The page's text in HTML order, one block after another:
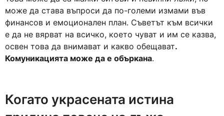
може да става въпроси да по-големи измами във
финансов и емоционален план. Съветът към всички
е да не вярват на всичко, което чуват и им се казва,
освен това да внимават и какво обещават.
Комуникацията може да е объркана.
Когато украсената истина